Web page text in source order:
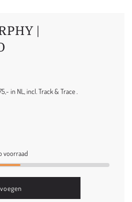
|
in NL, incl. Track & Trace .
voorraad